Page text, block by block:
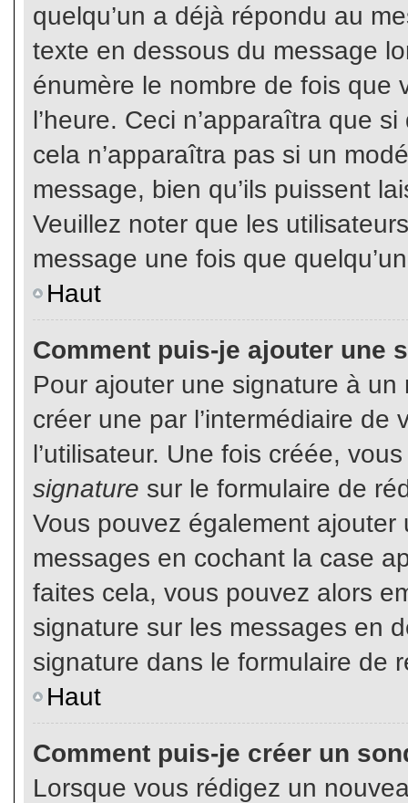
quelqu’un a déjà répondu au
texte en dessous du message
énumère le nombre de fois que
l’heure. Ceci n’apparaîtra que
cela n’apparaîtra pas si un
message, bien qu’ils puissent
Veuillez noter que les
message une fois que
Haut
Comment puis-je ajouter une
Pour ajouter une signature à un
créer une par l’intermédiaire
l’utilisateur. Une fois créée,
signature sur le formulaire de
Vous pouvez également
messages en cochant la case
faites cela, vous pouvez alors
signature sur les messages en
signature dans le formulaire de
Haut
Comment puis-je créer un
Lorsque vous rédigez un